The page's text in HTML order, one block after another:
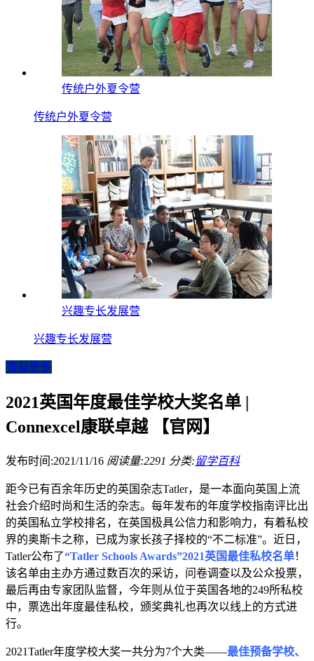
传统户外夏令营
传统户外夏令营
兴趣专长发展营
兴趣专长发展营
查看更多
2021英国年度最佳学校大奖名单 |
Connexcel康联卓越 【官网】
发布时间:2021/11/16 阅读量:2291 分类: 留学百科
距今已有百余年历史的英国杂志Tatler，是一本面向英国上流
社会介绍时尚和生活的杂志。每年发布的年度学校指南评比出
的英国私立学校排名，在英国极具公信力和影响力，有着私校
界的奥斯卡之称，已成为家长孩子择校的“不二标准”。近日，
Tatler公布了“Tatler Schools Awards”2021英国最佳私校名单！
该名单由主办方通过数百次的采访，问卷调查以及公众投票，
最后再由专家团队监督，今年则从位于英国各地的249所私校
中，票选出年度最佳私校，颁奖典礼也再次以线上的方式进
行。
2021Tatler年度学校大奖一共分为7个大类——最佳预备学校、